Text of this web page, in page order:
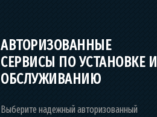
АВТОРИЗОВАННЫЕ
СЕРВИСЫ ПО УСТАНОВКЕ И
ОБСЛУЖИВАНИЮ
Выберите надежный авторизованный